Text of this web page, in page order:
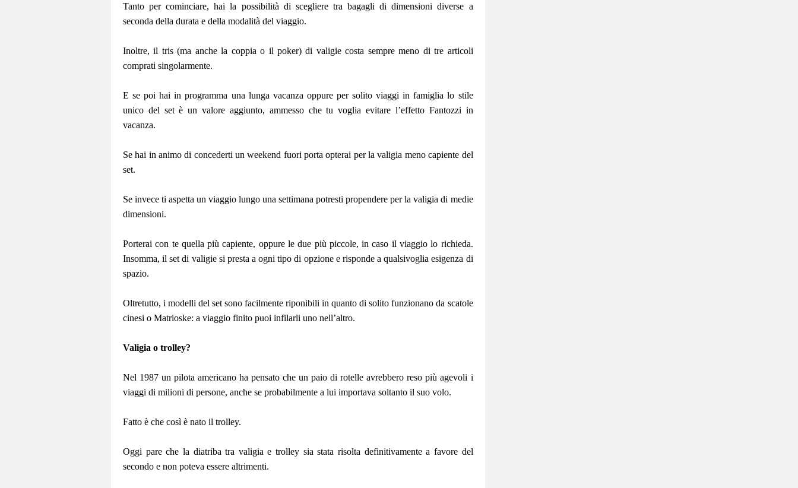
Tanto per cominciare, hai la possibilità di scegliere tra bagagli di dimensioni diverse a
seconda della durata e della modalità del viaggio.
Inoltre, il tris (ma anche la coppia o il poker) di valigie costa sempre meno di tre articoli
comprati singolarmente.
E se poi hai in programma una lunga vacanza oppure per solito viaggi in famiglia lo stile
unico del set è un valore aggiunto, ammesso che tu voglia evitare l’effetto Fantozzi in
vacanza.
Se hai in animo di concederti un weekend fuori porta opterai per la valigia meno capiente del
set.
Se invece ti aspetta un viaggio lungo una settimana potresti propendere per la valigia di medie
dimensioni.
Porterai con te quella più capiente, oppure le due più piccole, in caso il viaggio lo richieda.
Insomma, il set di valigie si presta a ogni tipo di opzione e risponde a qualsivoglia esigenza di
spazio.
Oltretutto, i modelli del set sono facilmente riponibili in quanto di solito funzionano da scatole
cinesi o Matrioske: a viaggio finito puoi infilarli uno nell’altro.
Valigia o trolley?
Nel 1987 un pilota americano ha pensato che un paio di rotelle avrebbero reso più agevoli i
viaggi di milioni di persone, anche se probabilmente a lui importava soltanto il suo volo.
Fatto è che così è nato il trolley.
Oggi pare che la diatriba tra valigia e trolley sia stata risolta definitivamente a favore del
secondo e non poteva essere altrimenti.